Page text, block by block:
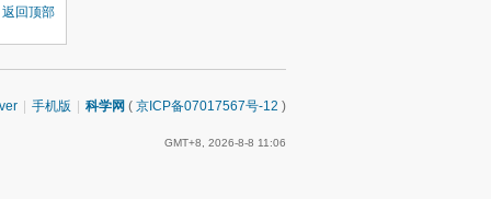
返回顶部
手机版 科学网 ( 京ICP备07017567号-12 )
GMT+8, 2026-8-8 11:06